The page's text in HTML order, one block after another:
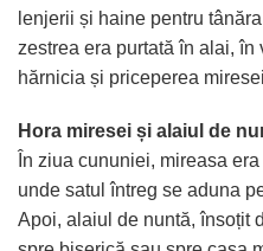
lenjerii și haine pentru
zestrea era purtată în alai, în
hărnicia și priceperea
Hora miresei și alaiul de
În ziua cununiei, mireasa
unde satul întreg se aduna
Apoi, alaiul de nuntă, însoțit